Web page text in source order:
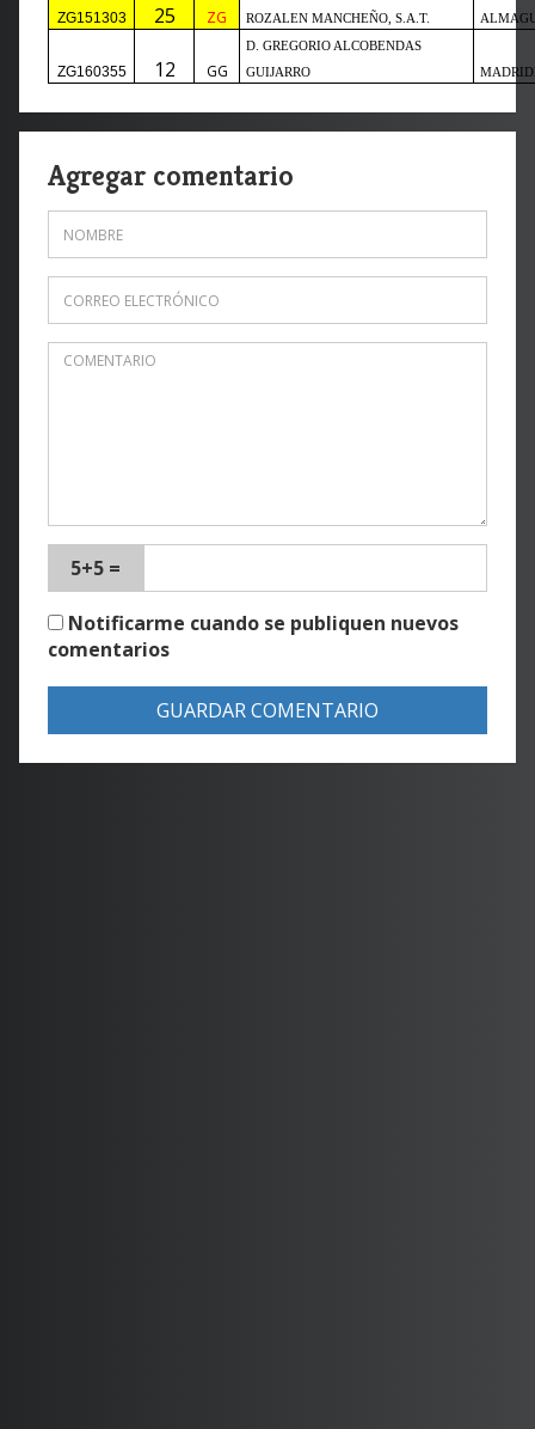
ZG151303 25 ZG ROZALEN MANCHEÑO, S.A.T.
ZG160355 12 GG
D. GREGORIO ALCOBENDAS
GUIJARRO
Agregar comentario
5+5 =
Notificarme cuando se publiquen nuevos
comentarios